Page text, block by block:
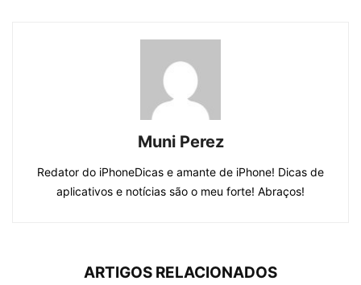
Muni Perez
Redator do iPhoneDicas e amante de iPhone! Dicas de
aplicativos e notícias são o meu forte! Abraços!
ARTIGOS RELACIONADOS